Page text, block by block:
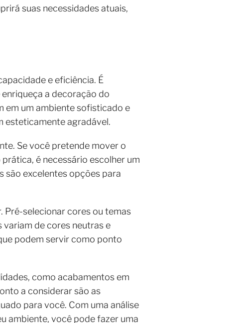
suas necessidades atuais,
e eficiência. É
a decoração do
em um ambiente sofisticado e
esteticamente agradável.
Se você pretende mover o
é necessário escolher um
são excelentes opções para
Pré-selecionar cores ou temas
variam de cores neutras e
podem servir como ponto
como acabamentos em
a considerar são as
para você. Com uma análise
ambiente, você pode fazer uma